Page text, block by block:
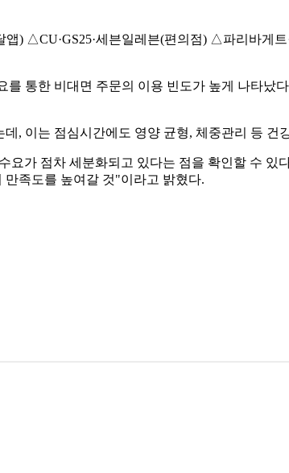
) △CU·GS25·세븐일레븐(편의점) △파리바게
통한 비대면 주문의 이용 빈도가 높게 나타났
, 이는 점심시간에도 영양 균형, 체중관리 등
가 점차 세분화되고 있다는 점을 확인할 수
족도를 높여갈 것"이라고 밝혔다.